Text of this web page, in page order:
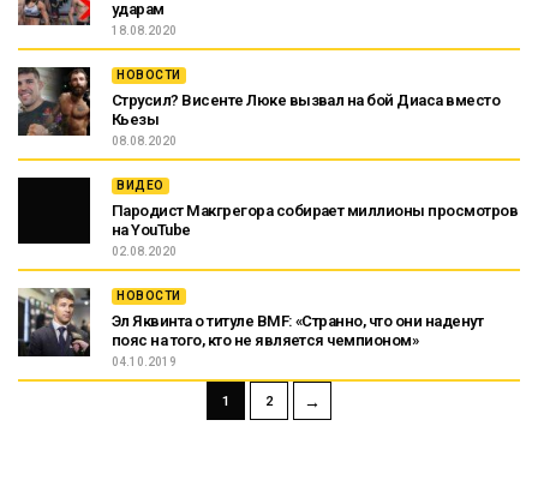
ударам
18.08.2020
НОВОСТИ
Струсил? Висенте Люке вызвал на бой Диаса вместо
Кьезы
08.08.2020
ВИДЕО
Пародист Макгрегора собирает миллионы просмотров
на YouTube
02.08.2020
НОВОСТИ
Эл Яквинта о титуле BMF: «Странно, что они наденут
пояс на того, кто не является чемпионом»
04.10.2019
1 2 →